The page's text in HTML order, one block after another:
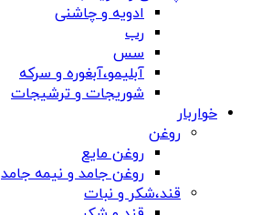
ادویه و چاشنی
رب
سس
آبلیمو،آبغوره و سرکه
شوریجات و ترشیجات
خواربار
روغن
روغن مایع
روغن جامد و نیمه جامد
قند،شکر و نبات